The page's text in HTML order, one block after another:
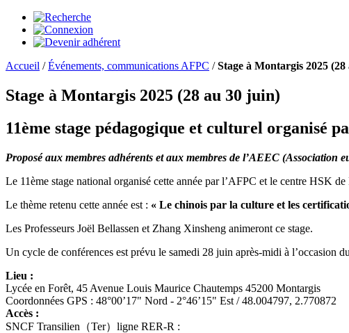
Accueil /Événements, communications AFPC /Stage à Montargis 2025
Stage à Montargis 2025 (28 au 30 juin)
11ème stage pédagogique et culturel organisé
Proposé aux membres adhérents et aux membres de l’AEEC (Association
Le 11ème stage national organisé cette année par l’AFPC et le centre HSK
Le thème retenu cette année est : « Le chinois par la culture et les
Les Professeurs Joël Bellassen et Zhang Xinsheng animeront ce stage.
Un cycle de conférences est prévu le samedi 28 juin après-midi à l’occasion
Lieu :
Lycée en Forêt, 45 Avenue Louis Maurice Chautemps 45200 Montargis
Coordonnées GPS : 48°00’17" Nord - 2°46’15" Est / 48.004797, 2.770872
Accès :
SNCF Transilien（Ter）ligne RER-R :